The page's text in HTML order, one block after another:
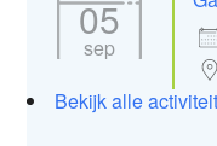
05
sep
Bekijk alle